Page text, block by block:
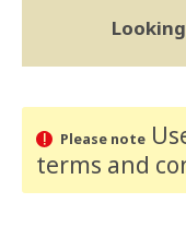
Please note
terms and